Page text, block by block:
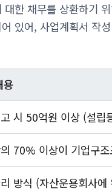
한 채무를 상환하기
있어, 사업계획서 작
용
시 50억원 이상 (설립
70% 이상이 기업구
방식 (자산운용회사에